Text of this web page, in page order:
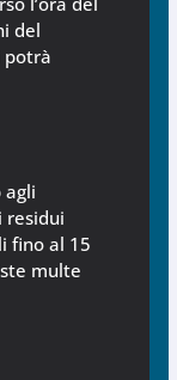
del
potrà
agli
residui
fino al 15
multe